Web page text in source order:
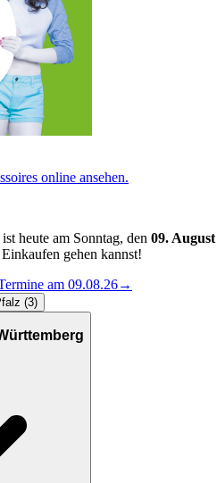
online ansehen.
heute am Sonntag, den 09.
gehen kannst!
am 09.08.26→
(3)